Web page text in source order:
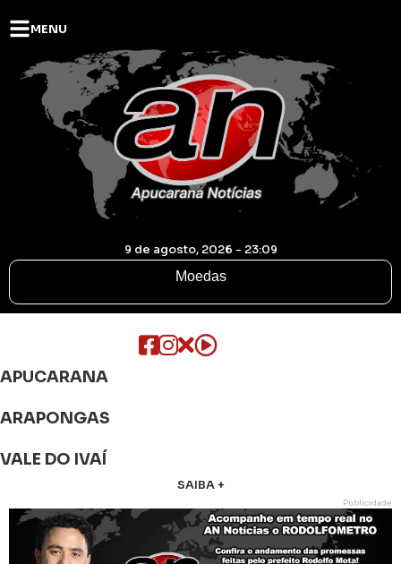
MENU
9 de agosto, 2026 - 23:09
Moedas
APUCARANA
ARAPONGAS
VALE DO IVAÍ
SAIBA +
Publicidade